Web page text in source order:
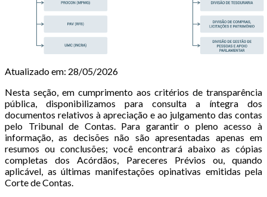
Atualizado em: 28/05/2026
Nesta seção, em cumprimento aos critérios de transparência
pública, disponibilizamos para consulta a íntegra dos
documentos relativos à apreciação e ao julgamento das contas
pelo Tribunal de Contas. Para garantir o pleno acesso à
informação, as decisões não são apresentadas apenas em
resumos ou conclusões; você encontrará abaixo as cópias
completas dos Acórdãos, Pareceres Prévios ou, quando
aplicável, as últimas manifestações opinativas emitidas pela
Corte de Contas.